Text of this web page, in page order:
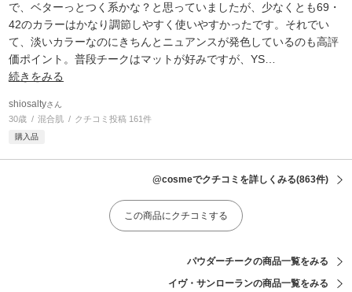
で、ベターっとつく系かな？と思っていましたが、少なくとも69・
42のカラーはかなり調節しやすく使いやすかったです。それでい
て、淡いカラーなのにきちんとニュアンスが発色しているのも高評
価ポイント。普段チークはマットが好みですが、YS…
続きをみる
shiosaltyさん
30歳 混合肌 クチコミ投稿 161件
購入品
@cosmeでクチコミを詳しくみる(863件)
この商品にクチコミする
パウダーチークの商品一覧をみる
イヴ・サンローランの商品一覧をみる